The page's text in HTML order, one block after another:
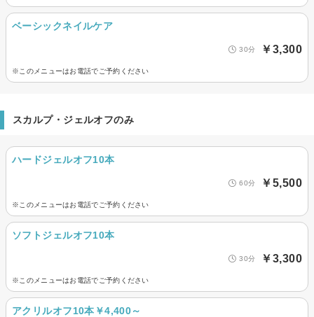
ベーシックネイルケア
30分 ￥3,300
※このメニューはお電話でご予約ください
スカルプ・ジェルオフのみ
ハードジェルオフ10本
60分 ￥5,500
※このメニューはお電話でご予約ください
ソフトジェルオフ10本
30分 ￥3,300
※このメニューはお電話でご予約ください
アクリルオフ10本￥4,400～